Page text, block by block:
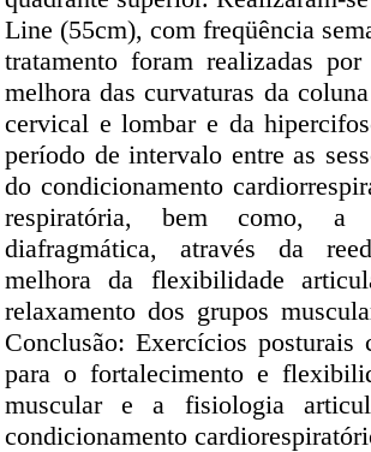
Line (55cm), com freqüência
tratamento foram realizadas
melhora das curvaturas da
cervical e lombar e da
período de intervalo entre as
do condicionamento
respiratória, bem como, a
diafragmática, através da
melhora da flexibilidade
relaxamento dos grupos
Conclusão: Exercícios posturais
para o fortalecimento e
muscular e a fisiologia
condicionamento